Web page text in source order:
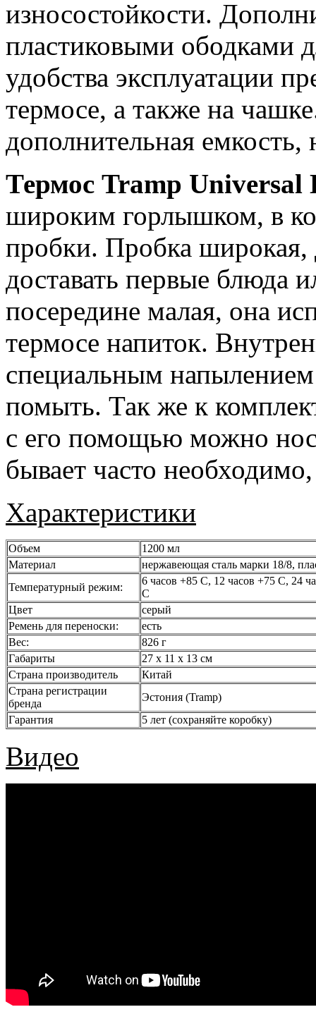
износостойкости.
пластиковыми ободками
удобства эксплуатации
термосе, а также на
дополнительная емкость,
Термос Tramp Universal
широким горлышком, в
пробки. Пробка широкая,
доставать первые блюда
посередине малая, она
термосе напиток.
специальным
помыть. Так же к
с его помощью можно
бывает часто
Характеристики
Объем
1200 мл
Материал
нержавеющая сталь марки 18/8,
Температурный режим:
6 часов +85 С, 12 часов +75 С, 24
С
Цвет
серый
Ремень для переноски:
есть
Вес:
826 г
Габариты
27 х 11 x 13 см
Страна производитель
Китай
Страна регистрации
бренда
Эстония (Tramp)
Гарантия
5 лет (сохраняйте коробку)
Видео